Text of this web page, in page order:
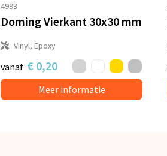
4993
Doming Vierkant 30x30 mm
Vinyl, Epoxy
vanaf € 0,20
Meer informatie